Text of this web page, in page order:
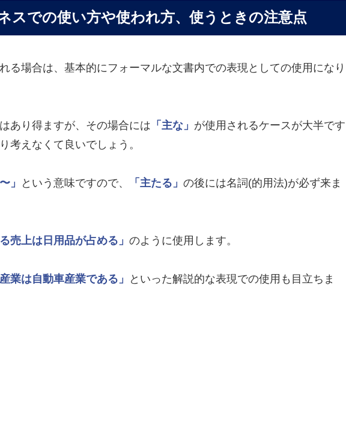
スでの使い方や使われ方、使うときの注意点
る場合は、基本的にフォーマルな文書内での表現としての使用になり
あり得ますが、その場合には 「主な」 が使用されるケースが大半です
考えなくて良いでしょう。
」 という意味ですので、 「主たる」 の後には名詞(的用法)が必ず来ま
売上は日用品が占める」 のように使用します。
業は自動車産業である」
といった解説的な表現での使用も目立ちま